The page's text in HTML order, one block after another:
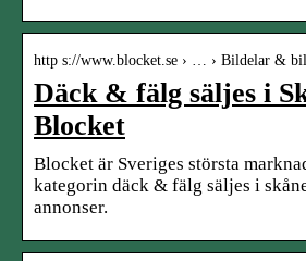
http s://www.blocket.se › … › Bildelar &
Däck & fälg säljes i
Blocket
Blocket är Sveriges största
kategorin däck & fälg säljes i
annonser.